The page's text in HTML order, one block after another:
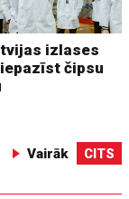
izlases
čipsu
Vairāk CITS